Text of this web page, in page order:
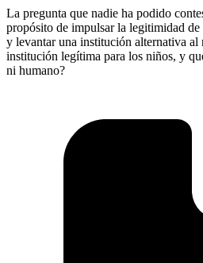
La pregunta que nadie ha podido
propósito de impulsar la legitimidad
y levantar una institución alternativa al
institución legítima para los niños, y
ni humano?